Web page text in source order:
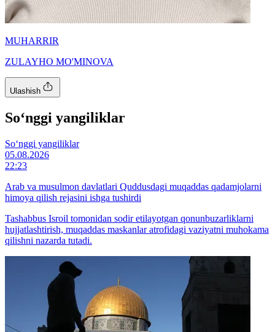
MUHARRIR
ZULAYHO MO'MINOVA
Ulashish
So‘nggi yangiliklar
So‘nggi yangiliklar
05.08.2026
22:23
Arab va musulmon davlatlari Quddusdagi muqaddas qadamjolarni
himoya qilish rejasini ishga tushirdi
Tashabbus Isroil tomonidan sodir etilayotgan qonunbuzarliklarni
hujjatlashtirish, muqaddas maskanlar atrofidagi vaziyatni muhokama
qilishni nazarda tutadi.